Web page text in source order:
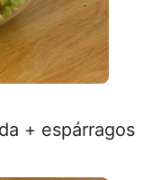
+ espárragos